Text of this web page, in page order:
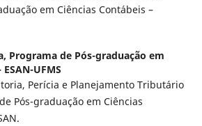
em Ciências Contábeis –
Programa de Pós-graduação em
UFMS
Perícia e Planejamento Tributário
Pós-graduação em Ciências